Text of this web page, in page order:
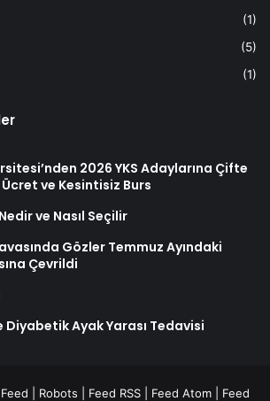
(1)
(5)
(1)
2026 YKS Adaylarına Çifte
ve Kesintisiz Burs
ve Nasıl Seçilir
Gözler Temmuz Ayındaki
Çevrildi
Ayak Yarası Tedavisi
Robots Feed RSS Feed Atom Feed